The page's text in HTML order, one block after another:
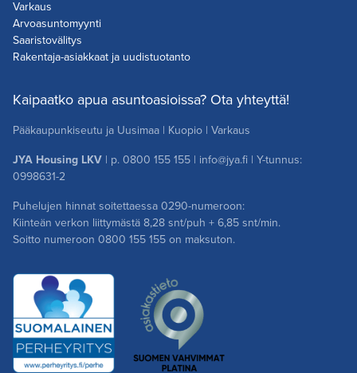
Varkaus
Arvoasuntomyynti
Saaristovälitys
Rakentaja-asiakkaat ja uudistuotanto
Kaipaatko apua asuntoasioissa? Ota yhteyttä!
Pääkaupunkiseutu ja Uusimaa | Kuopio | Varkaus
JYA Housing LKV | p.0800 155 155 | info@jya.fi | Y-tunnus:
0998631-2
Puhelujen hinnat soitettaessa 0290-numeroon:
Kiinteän verkon liittymästä 8,28 snt/puh + 6,85 snt/min.
Soitto numeroon 0800 155 155on maksuton.